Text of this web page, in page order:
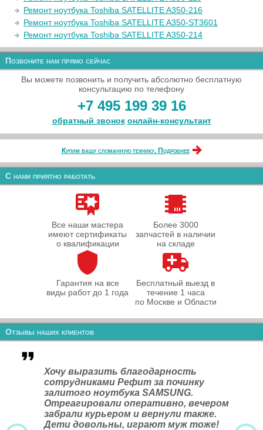
Ремонт ноутбука Toshiba SATELLITE A350-216
Ремонт ноутбука Toshiba SATELLITE A350-ST3601
Ремонт ноутбука Toshiba SATELLITE A350-214
Позвоните нам прямо сейчас
Вы можете позвонить и получить абсолютно бесплатную
консультацию по телефону
+7 495 199 39 16
обратный звонок онлайн‑консультант
Купим вашу сломанную технику. Подробнее
С нами приятно работать
Все наши мастера
имеют сертификаты
о квалификации
Более 3000
запчастей в наличии
на складе
Гарантия на все
виды работ до 1 года
Бесплатный выезд в
течение 1 часа
по Москве и Области
Отзывы наших клиентов
Хочу выразить благодарность
сотрудниками Рефит за починку
залитого ноутбука SAMSUNG.
Отреагировали оперативно, вечером
забрали курьером и вернули также.
Дети довольны, играют муж тоже!